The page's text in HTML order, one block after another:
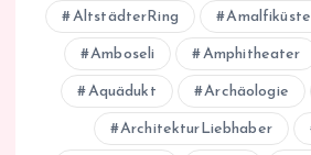
AltstädterRing Amalfiküste
Amboseli Amphitheater
Aquädukt Archäologie
ArchitekturLiebhaber